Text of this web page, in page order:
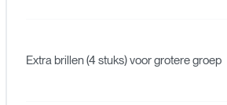
Extra brillen (4 stuks) voor grotere groep